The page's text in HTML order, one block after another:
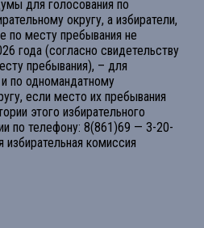
для голосования по
округу, а избиратели,
по месту пребывания не
года (согласно свидетельству
пребывания), – для
по одномандатному
если место их пребывания
этого избирательного
по телефону: 8(861)69 — 3-20-
избирательная комиссия